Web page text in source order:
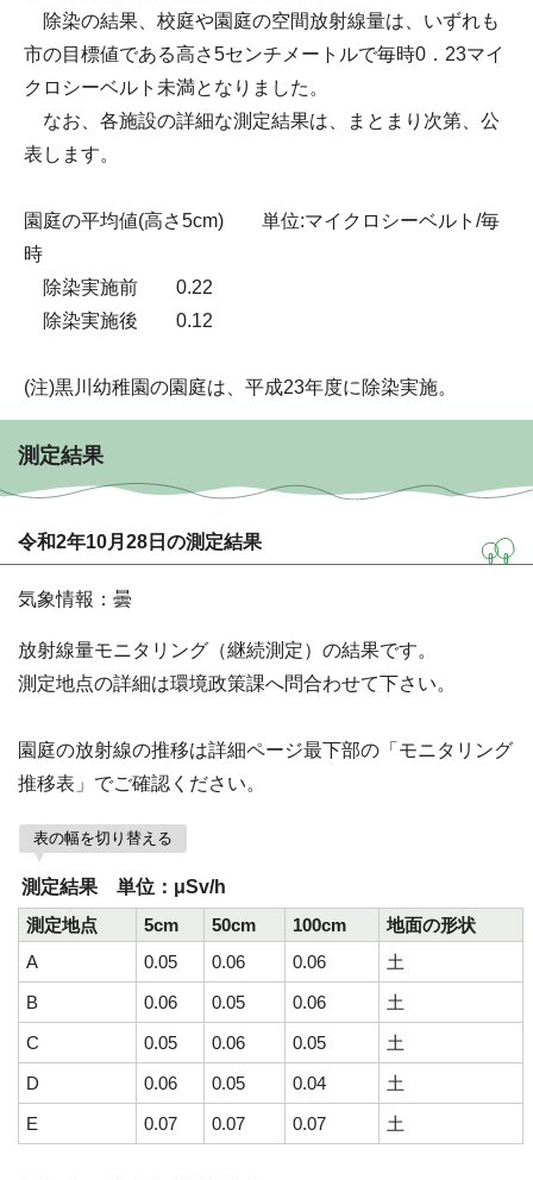
除染の結果、校庭や園庭の空間放射線量は、いずれも
市の目標値である高さ5センチメートルで毎時0．23マイ
クロシーベルト未満となりました。
なお、各施設の詳細な測定結果は、まとまり次第、公
表します。
園庭の平均値(高さ5cm) 単位:マイクロシーベルト/毎
時
除染実施前 0.22
除染実施後 0.12
(注)黒川幼稚園の園庭は、平成23年度に除染実施。
測定結果
令和2年10月28日の測定結果
気象情報：曇
放射線量モニタリング（継続測定）の結果です。
測定地点の詳細は環境政策課へ問合わせて下さい。
園庭の放射線の推移は詳細ページ最下部の「モニタリング
推移表」でご確認ください。
表の幅を切り替える
測定結果 単位：μSv/h
測定地点
5cm 50cm 100cm
地面の形状
A
0.05 0.06 0.06
土
B
0.06 0.05 0.06
土
C
0.05 0.06 0.05
土
D
0.06 0.05 0.04
土
E
0.07 0.07 0.07 土